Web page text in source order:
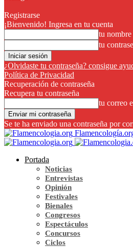
Registrarse
¡Bienvenido! Ingresa en tu cuenta
tu
tu
¿Olvidaste tu contraseña? consigue
Política de Privacidad
Recuperación de contraseña
Recupera tu contraseña
tu correo
Se te ha enviado una contraseña por
Portada
Noticias
Entrevistas
Opinión
Festivales
Bienales
Congresos
Espectáculos
Concursos
Ciclos